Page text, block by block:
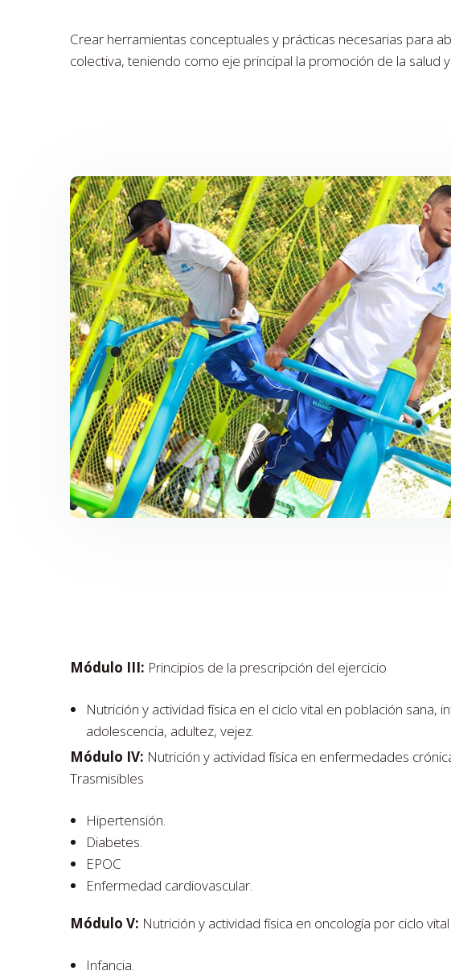
Crear herramientas conceptuales y prácticas necesarias para
colectiva, teniendo como eje principal la promoción de la salud
Módulo III: Principios de la prescripción del ejercicio
Nutrición y actividad física en el ciclo vital en población sana,
adolescencia, adultez, vejez.
Módulo IV: Nutrición y actividad física en enfermedades
Trasmisibles
Hipertensión.
Diabetes.
EPOC
Enfermedad cardiovascular.
Módulo V: Nutrición y actividad física en oncología por ciclo vital
Infancia.